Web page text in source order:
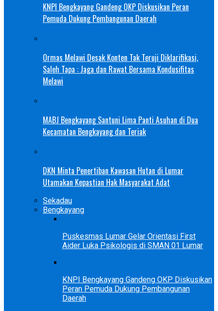
KNPI Bengkayang Gandeng OKP Diskusikan Peran
Pemuda Dukung Pembangunan Daerah
Ormas Melawi Desak Konten Tak Teruji Diklarifikasi,
Saleh Tapa : Jaga dan Rawat Bersama Kondusifitas
Melawi
MABJ Bengkayang Santuni Lima Panti Asuhan di Dua
Kecamatan Bengkayang dan Teriak
DKN Minta Penertiban Kawasan Hutan di Lumar
Utamakan Kepastian Hak Masyarakat Adat
Sekadau
Bengkayang
Puskesmas Lumar Gelar Orientasi First
Aider Luka Psikologis di SMAN 01 Lumar
KNPI Bengkayang Gandeng OKP Diskusikan
Peran Pemuda Dukung Pembangunan
Daerah